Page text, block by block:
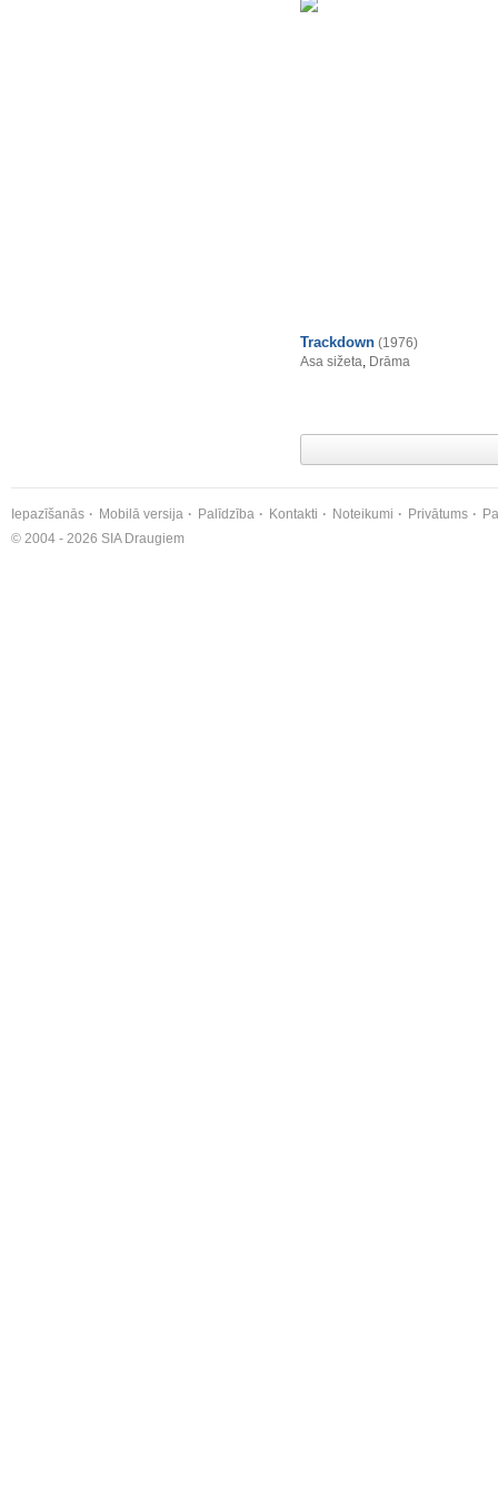
Trackdown (1976)
Asa sižeta, Drāma
Iepazīšanās Mobilā versija Palīdzība Kontakti Noteikumi Privātums
© 2004 - 2026 SIA Draugiem